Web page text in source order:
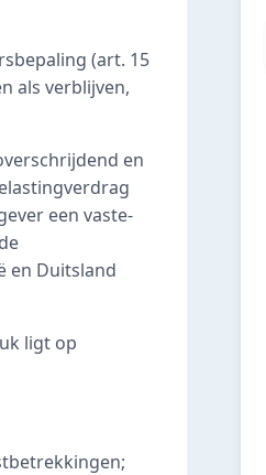
(art. 15
als verblijven,
en
een vaste-
en Duitsland
ligt op